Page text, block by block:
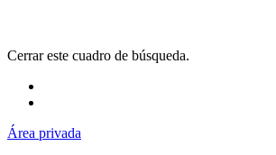
Cerrar este cuadro de búsqueda.
Área privada